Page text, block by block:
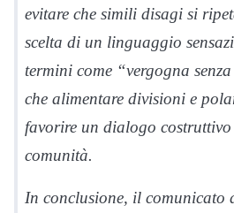
evitare che simili disagi si
scelta di un linguaggio
termini come “vergogna
che alimentare divisioni e
favorire un dialogo
comunità.
In conclusione, il comunicato